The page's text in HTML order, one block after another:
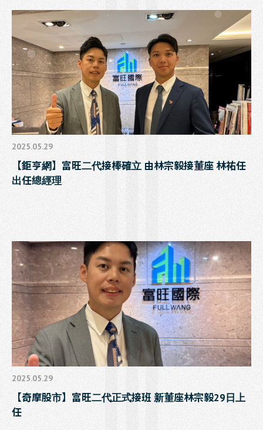
2025.05.29
【鉅亨網】富旺二代接棒確立 由林宗毅接董座 林祐任
出任總經理
2025.05.29
【奇摩股市】富旺二代正式接班 新董座林宗毅29日上
任